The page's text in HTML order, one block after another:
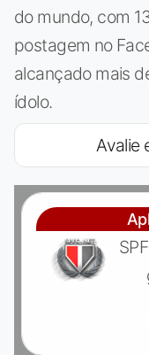
do mundo, com
postagem no
alcançado mais
ídolo.
Avalie